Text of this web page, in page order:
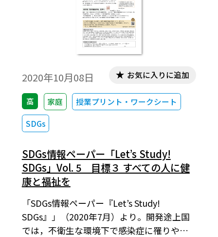
2020年10月08日
高 家庭
授業プリント・ワークシート
SDGs
お気に入りに追加
SDGs情報ペーパー「Let’s Study!
SDGs」Vol. 5 目標３ すべての人に健
康と福祉を
「SDGs情報ペーパー『Let’s Study!
SDGs』」（2020年7月）より。開発途上国
では，不衛生な環境下で感染症に罹りやす